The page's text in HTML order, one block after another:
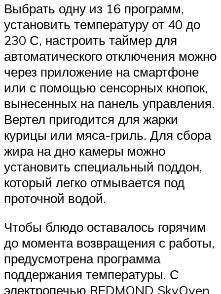
Выбрать одну из 16 программ,
установить температуру от 40 до
230 С, настроить таймер для
автоматического отключения можно
через приложение на смартфоне
или с помощью сенсорных кнопок,
вынесенных на панель управления.
Вертел пригодится для жарки
курицы или мяса-гриль. Для сбора
жира на дно камеры можно
установить специальный поддон,
который легко отмывается под
проточной водой.
Чтобы блюдо оставалось горячим
до момента возвращения с работы,
предусмотрена программа
поддержания температуры. С
электропечью REDMOND SkyOven